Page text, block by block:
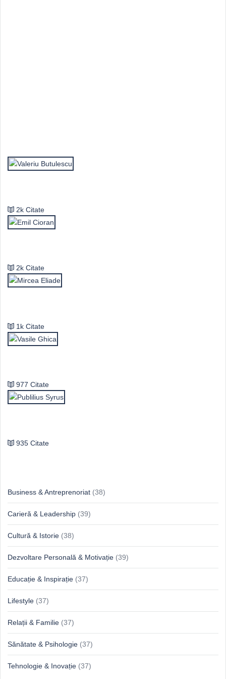
2k Citate
2k Citate
1k Citate
977 Citate
935 Citate
Business & Antreprenoriat (38)
Carieră & Leadership (39)
Cultură & Istorie (38)
Dezvoltare Personală & Motivație (39)
Educație & Inspirație (37)
Lifestyle (37)
Relații & Familie (37)
Sănătate & Psihologie (37)
Tehnologie & Inovație (37)